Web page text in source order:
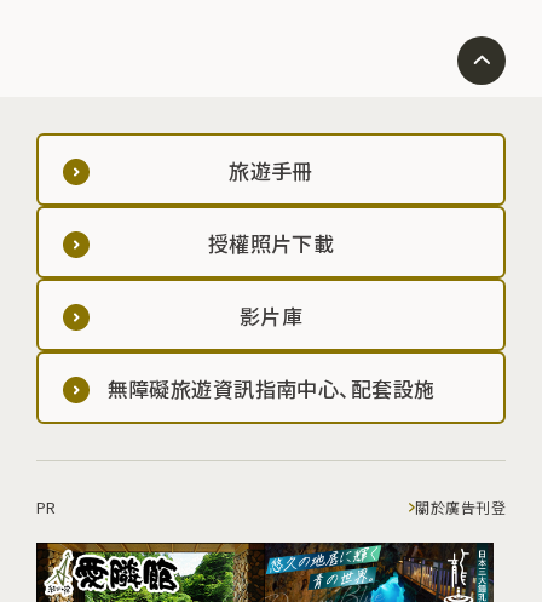
旅遊手冊
授權照片下載
影片庫
無障礙旅遊資訊指南中心、配套設施
PR 關於廣告刊登